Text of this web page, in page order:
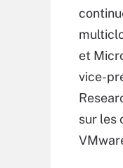
et
vice-
sur les